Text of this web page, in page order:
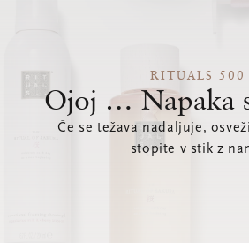
RITUALS 500
Ojoj … Napaka
Če se težava nadaljuje,
stopite v stik z